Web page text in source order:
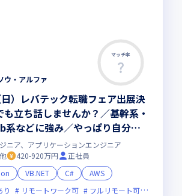
マッチ率
ウ・アルファ
日）レバテック転職フェア出展決
立ち話しませんか？／基幹系・
系などに強み／やっぱり自分で
したい／AIとの共存／現年収は
できる限り通勤時間は少ない方
けでなく人としても頼られる存
部活での交流もできると嬉しい
ニア、アプリケーションエンジニア
420-920万円
正社員
VB.NET C#
AWS
り
リモートワーク可 フルリモート可